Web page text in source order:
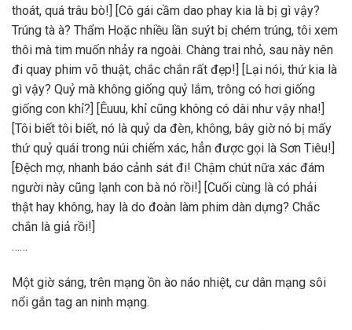
thoát, quá trâu bò!] [Cô gái cầm dao phay kia là bị gì vậy?
Trúng tà à? Thẩm Hoặc nhiều lần suýt bị chém trúng, tôi xem
thôi mà tim muốn nhảy ra ngoài. Chàng trai nhỏ, sau này nên
đi quay phim võ thuật, chắc chắn rất đẹp!] [Lại nói, thứ kia là
gì vậy? Quỷ mà không giống quỷ lắm, trông có hơi giống
giống con khỉ?] [Êuuu, khỉ cũng không có dài như vậy nha!]
[Tôi biết tôi biết, nó là quỷ da đèn, không, bây giờ nó bị mấy
thứ quỷ quái trong núi chiếm xác, hẳn được gọi là Sơn Tiêu!]
[Đệch mợ, nhanh báo cảnh sát đi! Chậm chút nữa xác đám
người này cũng lạnh con bà nó rồi!] [Cuối cùng là có phải
thật hay không, hay là do đoàn làm phim dàn dựng? Chắc
chắn là giả rồi!]
……
Một giờ sáng, trên mạng ồn ào náo nhiệt, cư dân mạng sôi
nổi gắn tag an ninh mạng.